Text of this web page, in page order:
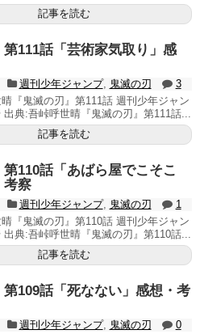
記事を読む
111話「芸術家気取り」感
週刊少年ジャンプ, 鬼滅の刃
3
『鬼滅の刃』第111話 週刊少年ジャン
出典:吾峠呼世晴『鬼滅の刃』第111話...
記事を読む
110話「あばら屋でこそこ
考察
週刊少年ジャンプ, 鬼滅の刃
1
『鬼滅の刃』第110話 週刊少年ジャン
出典:吾峠呼世晴『鬼滅の刃』第110話...
記事を読む
109話「死なない」感想・考
週刊少年ジャンプ, 鬼滅の刃
0